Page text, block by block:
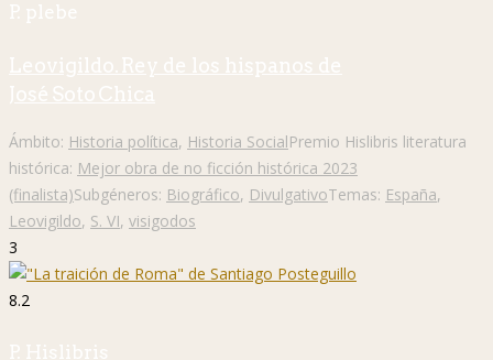
P. plebe
Leovigildo. Rey de los hispanos de
José Soto Chica
Ámbito: Historia política, Historia SocialPremio Hislibris literatura
histórica: Mejor obra de no ficción histórica 2023
(finalista)Subgéneros: Biográfico, DivulgativoTemas: España,
Leovigildo, S. VI, visigodos
3
8.2
P. Hislibris